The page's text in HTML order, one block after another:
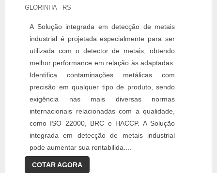
GLORINHA - RS
A Solução integrada em detecção de metais
industrial é projetada especialmente para ser
utilizada com o detector de metais, obtendo
melhor performance em relação às adaptadas.
Identifica contaminações metálicas com
precisão em qualquer tipo de produto, sendo
exigência nas mais diversas normas
internacionais relacionadas com a qualidade,
como ISO 22000, BRC e HACCP. A Solução
integrada em detecção de metais industrial
pode aumentar sua rentabilida....
COTAR AGORA